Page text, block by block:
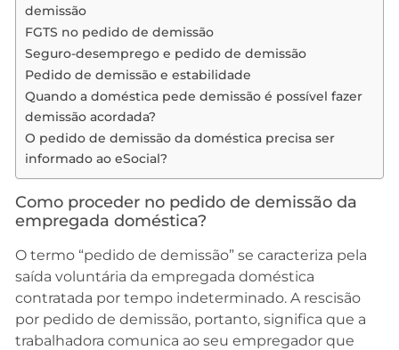
demissão
FGTS no pedido de demissão
Seguro-desemprego e pedido de demissão
Pedido de demissão e estabilidade
Quando a doméstica pede demissão é possível fazer
demissão acordada?
O pedido de demissão da doméstica precisa ser
informado ao eSocial?
Como proceder no pedido de demissão da
empregada doméstica?
O termo “pedido de demissão” se caracteriza pela
saída voluntária da empregada doméstica
contratada por tempo indeterminado. A rescisão
por pedido de demissão, portanto, significa que a
trabalhadora comunica ao seu empregador que